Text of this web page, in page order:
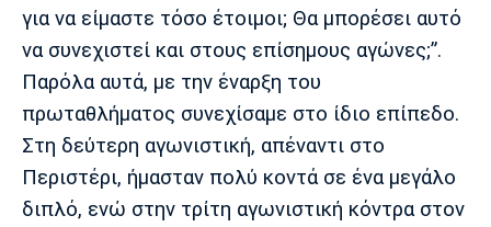
Πόρτο Μπενφίκα
για να είμαστε τόσο έτοιμοι; Θα μπορέσει αυτό
να συνεχιστεί και στους επίσημους αγώνες;”.
Παρόλα αυτά, με την έναρξη του
πρωταθλήματος συνεχίσαμε στο ίδιο επίπεδο.
Στη δεύτερη αγωνιστική, απέναντι στο
Περιστέρι, ήμασταν πολύ κοντά σε ένα μεγάλο
διπλό, ενώ στην τρίτη αγωνιστική κόντρα στον